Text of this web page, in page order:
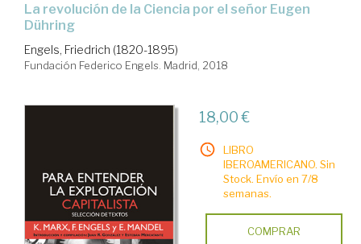
la revolución de la Ciencia por el señor Eugen
Dühring
Engels, Friedrich (1820-1895)
Fundación Federico Engels. Madrid, 2018
18,00 €
LIBRO
IBEROAMERICANO. Sin
Stock. Envío en 7/8
semanas.
COMPRAR